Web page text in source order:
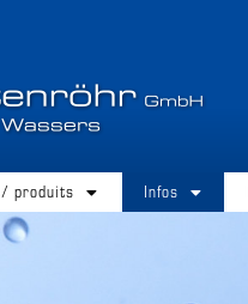
produits Infos